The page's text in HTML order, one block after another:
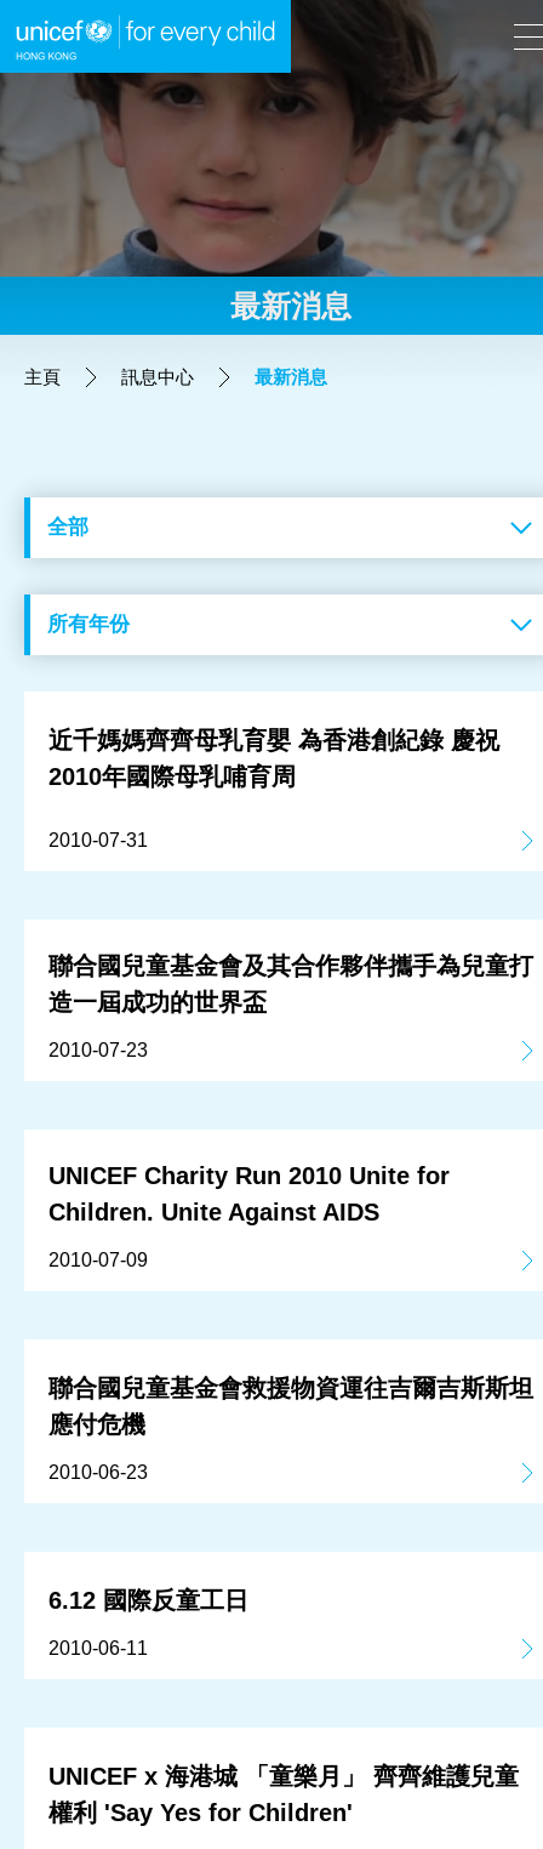
跳到內容（按回車鍵）
A A EN 繁
關於我們
訊息中心
最新消息
最新消息
主頁 訊息中心 最新消息
近千媽媽齊齊母乳育嬰 為香港創紀錄 慶祝
2010年國際母乳哺育周
2010-07-31
聯合國兒童基金會及其合作夥伴攜手為兒童打
造一屆成功的世界盃
2010-07-23
UNICEF Charity Run 2010 Unite for
Children. Unite Against AIDS
2010-07-09
聯合國兒童基金會救援物資運往吉爾吉斯斯坦
應付危機
2010-06-23
6.12 國際反童工日
2010-06-11
UNICEF x 海港城 「童樂月」 齊齊維護兒童
權利 'Say Yes for Children'